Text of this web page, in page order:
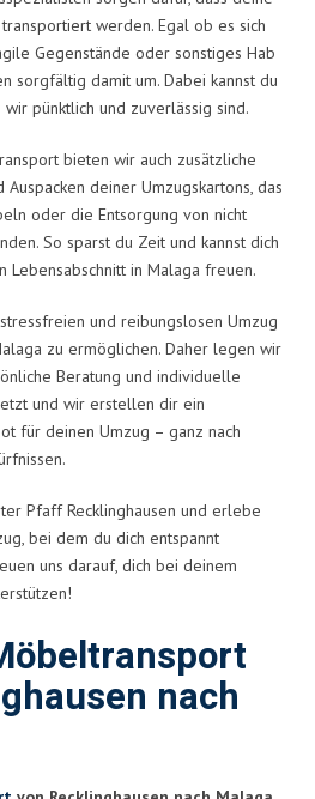
werden. Egal ob es sich
Gegenstände oder sonstiges Hab
sorgfältig damit um. Dabei kannst du
pünktlich und zuverlässig sind.
bieten wir auch zusätzliche
Auspacken deiner Umzugskartons, das
oder die Entsorgung von nicht
So sparst du Zeit und kannst dich
Lebensabschnitt in Malaga freuen.
und reibungslosen Umzug
zu ermöglichen. Daher legen wir
Beratung und individuelle
und wir erstellen dir ein
für deinen Umzug – ganz nach
Pfaff Recklinghausen und erlebe
bei dem du dich entspannt
uns darauf, dich bei deinem
nach